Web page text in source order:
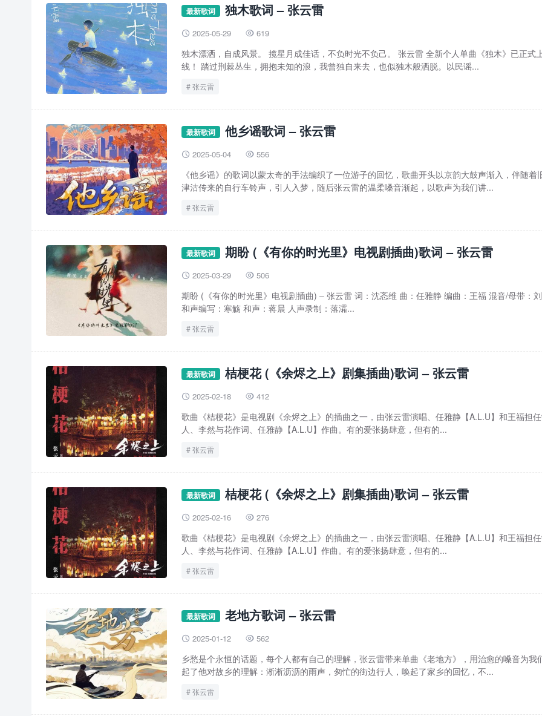
最新歌词 独木歌词 – 张云雷
 2025-05-29  619
独木漂洒，自成风景。 揽星月成佳话，不负时光不负己。 张云雷 全新个人单曲《独木》已正式
线！ 踏过荆棘丛生，拥抱未知的浪，我曾独自来去，也似独木般洒脱。以民谣...
张云雷
最新歌词 他乡谣歌词 – 张云雷
 2025-05-04  556
《他乡谣》的歌词以蒙太奇的手法编织了一位游子的回忆，歌曲开头以京韵大鼓声渐入，伴随着
津沽传来的自行车铃声，引人入梦，随后张云雷的温柔嗓音渐起，以歌声为我们讲...
张云雷
最新歌词 期盼 (《有你的时光里》电视剧插曲)歌词 – 张云雷
 2025-03-29  506
期盼 (《有你的时光里》电视剧插曲) – 张云雷 词：沈忞维 曲：任雅静 编曲：王福 混音/母带：
和声编写：寒觞 和声：蒋晨 人声录制：落灀...
张云雷
最新歌词 桔梗花 (《余烬之上》剧集插曲)歌词 – 张云雷
 2025-02-18  412
歌曲《桔梗花》是电视剧《余烬之上》的插曲之一，由张云雷演唱、任雅静【A.L.U】和王福担
人、李然与花作词、任雅静【A.L.U】作曲。有的爱张扬肆意，但有的...
张云雷
最新歌词 桔梗花 (《余烬之上》剧集插曲)歌词 – 张云雷
 2025-02-16  276
歌曲《桔梗花》是电视剧《余烬之上》的插曲之一，由张云雷演唱、任雅静【A.L.U】和王福担
人、李然与花作词、任雅静【A.L.U】作曲。有的爱张扬肆意，但有的...
张云雷
最新歌词 老地方歌词 – 张云雷
 2025-01-12  562
乡愁是个永恒的话题，每个人都有自己的理解，张云雷带来单曲《老地方》，用治愈的嗓音为我
起了他对故乡的理解：淅淅沥沥的雨声，匆忙的街边行人，唤起了家乡的回忆，不...
张云雷